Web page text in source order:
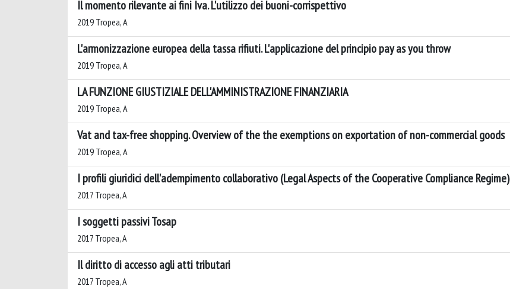
Il momento rilevante ai fini Iva. L'utilizzo dei buoni-corrispettivo
2019 Tropea, A
L'armonizzazione europea della tassa rifiuti. L'applicazione del principio pay as you throw
2019 Tropea, A
LA FUNZIONE GIUSTIZIALE DELL'AMMINISTRAZIONE FINANZIARIA
2019 Tropea, A
Vat and tax-free shopping. Overview of the the exemptions on exportation of non-commercial goods
2019 Tropea, A
I profili giuridici dell'adempimento collaborativo (Legal Aspects of the Cooperative Compliance Regime)
2017 Tropea, A
I soggetti passivi Tosap
2017 Tropea, A
Il diritto di accesso agli atti tributari
2017 Tropea, A